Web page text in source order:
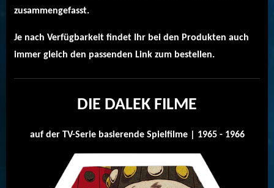
zusammengefasst.
Je nach Verfügbarkeit findet Ihr bei den Produkten auch
immer gleich den passenden Link zum bestellen.
DIE DALEK FILME
auf der TV-Serie basierende Spielfilme | 1965 - 1966